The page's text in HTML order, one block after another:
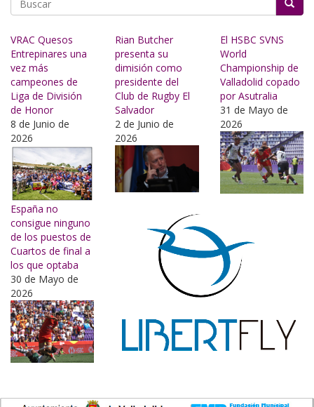
VRAC Quesos
Entrepinares una
vez más
campeones de
Liga de División
de Honor
8 de Junio de
2026
Rian Butcher
presenta su
dimisión como
presidente del
Club de Rugby El
Salvador
2 de Junio de
2026
El HSBC SVNS
World
Championship de
Valladolid copado
por Asutralia
31 de Mayo de
2026
España no
consigue ninguno
de los puestos de
Cuartos de final a
los que optaba
30 de Mayo de
2026